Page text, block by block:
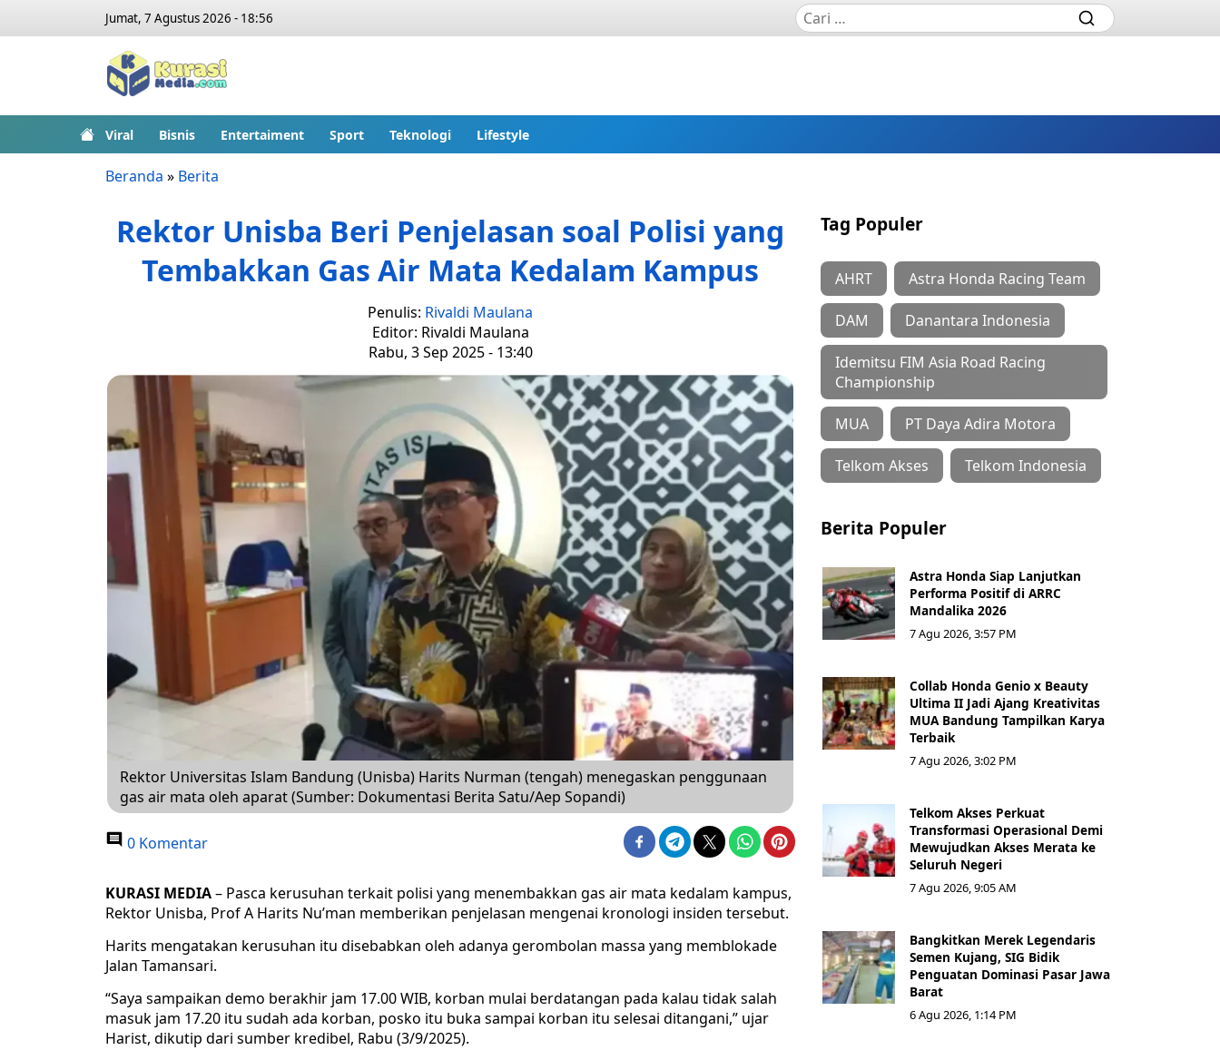
Jumat, 7 Agustus 2026 - 18:56
Viral Bisnis Entertaiment Sport Teknologi Lifestyle
Beranda » Berita
Rektor Unisba Beri Penjelasan soal Polisi yang
Tembakkan Gas Air Mata Kedalam Kampus
Penulis: Rivaldi Maulana
Editor: Rivaldi Maulana
Rabu, 3 Sep 2025 - 13:40
Rektor Universitas Islam Bandung (Unisba) Harits Nurman (tengah) menegaskan penggunaan
gas air mata oleh aparat (Sumber: Dokumentasi Berita Satu/Aep Sopandi)
0 Komentar
KURASI MEDIA– Pasca kerusuhan terkait polisi yang menembakkan gas air mata kedalam kampus,
Rektor Unisba, Prof A Harits Nu’man memberikan penjelasan mengenai kronologi insiden tersebut.
Harits mengatakan kerusuhan itu disebabkan oleh adanya gerombolan massa yang memblokade
Jalan Tamansari.
“Saya sampaikan demo berakhir jam 17.00 WIB, korban mulai berdatangan pada kalau tidak salah
masuk jam 17.20 itu sudah ada korban, posko itu buka sampai korban itu selesai ditangani,” ujar
Harist, dikutip dari sumber kredibel, Rabu (3/9/2025).
Tag Populer
AHRT Astra Honda Racing Team
DAM Danantara Indonesia
Idemitsu FIM Asia Road Racing
Championship
MUA PT Daya Adira Motora
Telkom Akses Telkom Indonesia
Berita Populer
Astra Honda Siap Lanjutkan
Performa Positif di ARRC
Mandalika 2026
7 Agu 2026, 3:57 PM
Collab Honda Genio x Beauty
Ultima II Jadi Ajang Kreativitas
MUA Bandung Tampilkan Karya
Terbaik
7 Agu 2026, 3:02 PM
Telkom Akses Perkuat
Transformasi Operasional Demi
Mewujudkan Akses Merata ke
Seluruh Negeri
7 Agu 2026, 9:05 AM
Bangkitkan Merek Legendaris
Semen Kujang, SIG Bidik
Penguatan Dominasi Pasar Jawa
Barat
6 Agu 2026, 1:14 PM